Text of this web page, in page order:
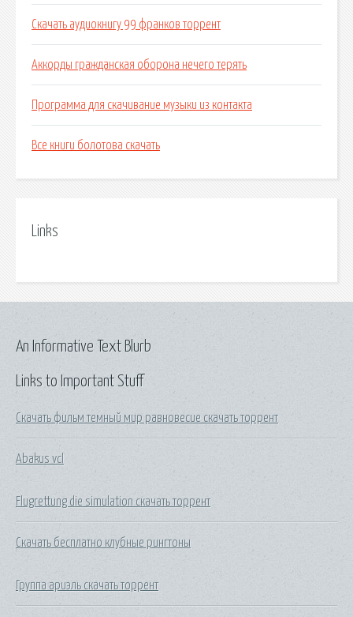
Скачать аудиокнигу 99 франков торрент
Аккорды гражданская оборона нечего терять
Программа для скачивание музыки из контакта
Все книги болотова скачать
Links
Links to Important Stuff
Скачать фильм темный мир равновесие скачать торрент
Abakus vcl
Flugrettung die simulation скачать торрент
Скачать бесплатно клубные рингтоны
Группа ариэль скачать торрент
An Informative Text Blurb